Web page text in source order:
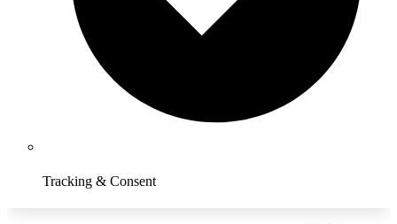
Tracking & Consent